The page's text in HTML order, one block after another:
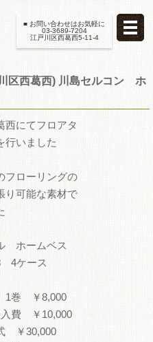
■ お問い合わせはお気軽に
03-3689-7204
江戸川区西葛西5-11-4
区西葛西) 川島セルコン ホ
西にてフロアタ
行いました
フローリングの
り可能な素材で
ホームベス
4ケース
1巻 ￥8,000
入費 ￥10,000
￥30,000